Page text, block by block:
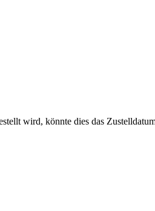
wird, könnte dies das